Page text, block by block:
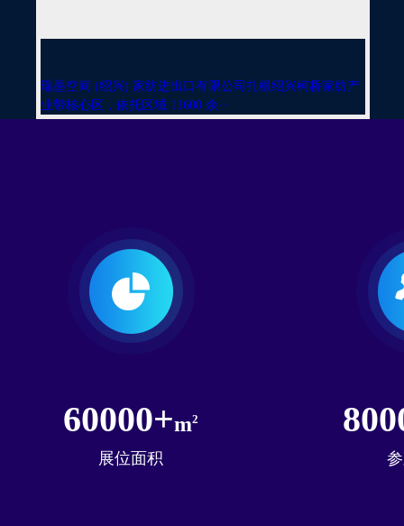
瑞墨空间 (绍兴) 家纺进出口有限公司扎根绍兴柯桥家纺产
业带核心区，依托区域 11600 余···
60000+m2
展位面积